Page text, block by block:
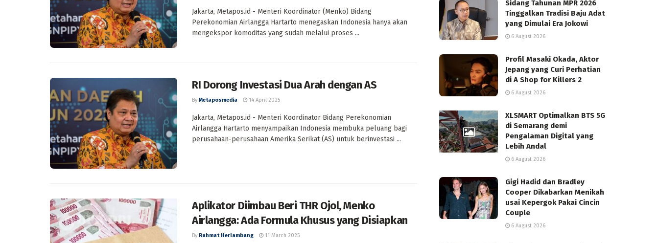
Jakarta, Metapos.id - Menteri Koordinator (Menko) Bidang
Perekonomian Airlangga Hartarto menegaskan Indonesia hanya akan
mengekspor komoditas yang sudah melalui proses ...
RI Dorong Investasi Dua Arah dengan AS
By Metaposmedia 14 April 2025
Jakarta, Metapos.id - Menteri Koordinator Bidang Perekonomian
Airlangga Hartarto menyampaikan Indonesia membuka peluang bagi
perusahaan-perusahaan Amerika Serikat (AS) untuk berinvestasi ...
Aplikator Diimbau Beri THR Ojol, Menko
Airlangga: Ada Formula Khusus yang Disiapkan
By Rahmat Herlambang 11 March 2025
Sidang Tahunan MPR 2026
Tinggalkan Tradisi Baju Adat
yang Dimulai Era Jokowi
6 August 2026
Profil Masaki Okada, Aktor
Jepang yang Curi Perhatian
di A Shop for Killers 2
6 August 2026
XLSMART Optimalkan BTS 5G
di Semarang demi
Pengalaman Digital yang
Lebih Andal
6 August 2026
Gigi Hadid dan Bradley
Cooper Dikabarkan Menikah
usai Kepergok Pakai Cincin
Couple
6 August 2026